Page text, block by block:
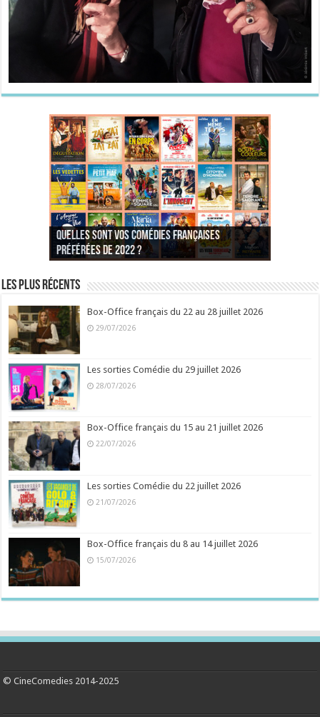
Quelles sont vos comédies françaises
préférées de 2022 ?
Quel est votre personnage préféré du Père
Noël est une ordure ?
Quelles sont vos comédies françaises
préférées de 2021 ?
Quel est votre « Gendarme » préféré ?
Quels sont vos 3 comédies de Jean-Marie Poiré
préférées ?
Quel est votre « Tati » préféré ?
Quel est votre « bronzé » préféré ?
Les plus récents
Box-Office français du 22 au 28 juillet 2026
29/07/2026
Les sorties Comédie du 29 juillet 2026
28/07/2026
Box-Office français du 15 au 21 juillet 2026
22/07/2026
Les sorties Comédie du 22 juillet 2026
21/07/2026
Box-Office français du 8 au 14 juillet 2026
15/07/2026
© CineComedies 2014-2025